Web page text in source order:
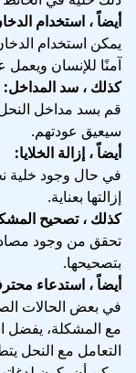
أيضاً ، استخدام
يمكن استخدام
آمنًا للإنسان
كذلك ، سد المداخل:
قم بسد مداخل النحل
سيعيق عودتهم.
أيضاً ، إزالة الخلايا:
في حال وجود خلية
إزالتها بعناية.
كذلك ، تصحيح
تحقق من وجود
بتصحيحها.
أيضاً ، استدعاء
في بعض الحالات
مع المشكلة، يفضل
التعامل مع النحل